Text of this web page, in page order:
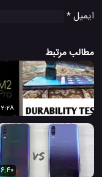
ایمیل*
مطالب مرتبط
2:28
6:40